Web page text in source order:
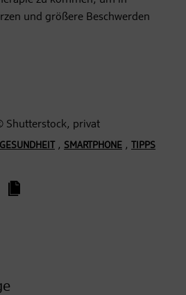
und größere Beschwerden
Shutterstock, privat
GESUNDHEIT, SMARTPHONE , TIPPS